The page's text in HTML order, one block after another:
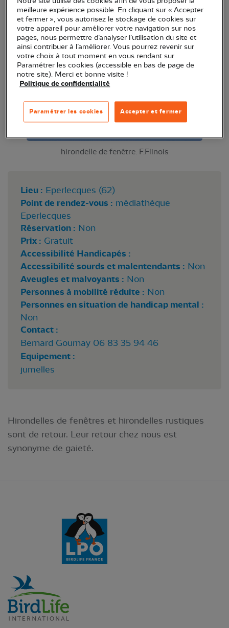
hirondelle de fenêtre. F.Flinois
Lieu : Eperlecques (62)
Point de rendez-vous : médiathèque
Eperlecques
Réservation : Non
Prix : Gratuit
Accessibilité Handicapés :
Accessibilité sourds et malentendants : Non
Aveugles et malvoyants : Non
Personnes à mobilité réduite : Non
Personnes en situation de handicap mental :
Non
Contact :
Bernard Gournay 06 83 35 94 46
Equipement :
jumelles
Hirondelles de fenêtres et hirondelles rustiques
sont de retour. Leur retour chez nous est
synonyme de gaieté.
meilleure expérience possible. En cliquant sur « Accepter
et fermer », vous autorisez le stockage de cookies sur
votre appareil pour améliorer votre navigation sur nos
pages, nous permettre d’analyser l’utilisation du site et
ainsi contribuer à l’améliorer. Vous pourrez revenir sur
votre choix à tout moment en vous rendant sur
Paramétrer les cookies (accessible en bas de page de
notre site). Merci et bonne visite !
Politique de confidentialité
Accepter et fermer
Paramétrer les cookies